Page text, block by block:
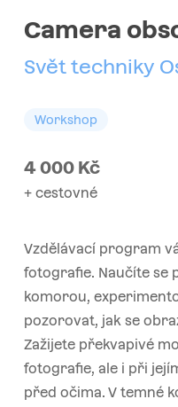
Camera
Svět techniky
Workshop
4 000 Kč
+ cestovné
Vzdělávací program
fotografie. Naučíte se
komorou,
pozorovat, jak se
Zažijete překvapivé
fotografie, ale i při
před očima. V temné